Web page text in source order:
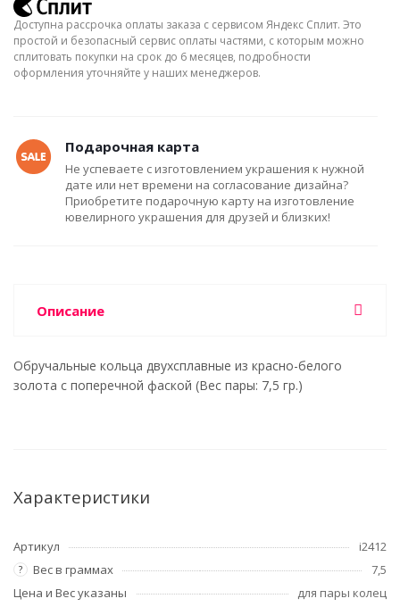
Доступна рассрочка оплаты заказа с сервисом Яндекс Сплит. Это
простой и безопасный сервис оплаты частями, с которым можно
сплитовать покупки на срок до 6 месяцев, подробности
оформления уточняйте у наших менеджеров.
Подарочная карта
Не успеваете с изготовлением украшения к нужной
дате или нет времени на согласование дизайна?
Приобретите подарочную карту на изготовление
ювелирного украшения для друзей и близких!
Описание
Обручальные кольца двухсплавные из красно-белого
золота с поперечной фаской (Вес пары: 7,5 гр.)
Характеристики
Артикул i2412
? Вес в граммах
7,5
Цена и Вес указаны
для пары колец